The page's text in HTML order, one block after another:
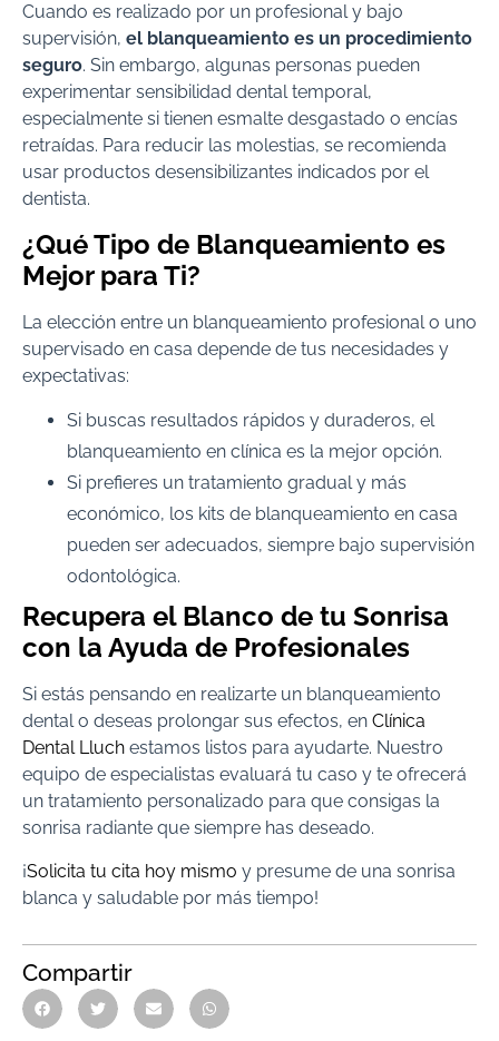
Cuando es realizado por un profesional y bajo
supervisión, el blanqueamiento es un procedimiento
seguro. Sin embargo, algunas personas pueden
experimentar sensibilidad dental temporal,
especialmente si tienen esmalte desgastado o encías
retraídas. Para reducir las molestias, se recomienda
usar productos desensibilizantes indicados por el
dentista.
¿Qué Tipo de Blanqueamiento es
Mejor para Ti?
La elección entre un blanqueamiento profesional o uno
supervisado en casa depende de tus necesidades y
expectativas:
Si buscas resultados rápidos y duraderos, el
blanqueamiento en clínica es la mejor opción.
Si prefieres un tratamiento gradual y más
económico, los kits de blanqueamiento en casa
pueden ser adecuados, siempre bajo supervisión
odontológica.
Recupera el Blanco de tu Sonrisa
con la Ayuda de Profesionales
Si estás pensando en realizarte un blanqueamiento
dental o deseas prolongar sus efectos, en Clínica
Dental Lluch estamos listos para ayudarte. Nuestro
equipo de especialistas evaluará tu caso y te ofrecerá
un tratamiento personalizado para que consigas la
sonrisa radiante que siempre has deseado.
¡Solicita tu cita hoy mismo y presume de una sonrisa
blanca y saludable por más tiempo!
Compartir